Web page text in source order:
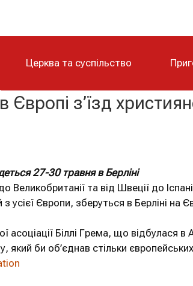
Церква та суспільство
з’їзд
27-30 травня в Берліні
Великобританії та від Швеції до
з усієї Європи, зберуться в Берліні на
асоціації Біллі Грема, що відбулася
би об’єднав стільки європейських